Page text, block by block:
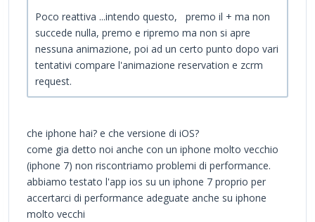
Poco reattiva ...intendo questo, premo il + ma non
succede nulla, premo e ripremo ma non si apre
nessuna animazione, poi ad un certo punto dopo vari
tentativi compare l'animazione reservation e zcrm
request.
che iphone hai? e che versione di iOS?
come gia detto noi anche con un iphone molto vecchio
(iphone 7) non riscontriamo problemi di performance.
abbiamo testato l'app ios su un iphone 7 proprio per
accertarci di performance adeguate anche su iphone
molto vecchi